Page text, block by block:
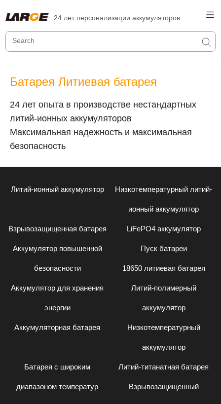
24 лет персонализации аккумуляторов
Батарея Литиевая батарея
24 лет опыта в производстве нестандартных
литий-ионных аккумуляторов
Максимальная надежность и максимальная
безопасность
Литий-ионный аккумулятор Низкотемпературный литий-
ионный аккумулятор
Взрывозащищенная батарея LiFePO4 аккумулятор
Аккумулятор повышенной
безопасности
Пуск батареи
18650 литиевая батарея
Аккумулятор для хранения
энергии
Литий-полимерный
аккумулятор
Аккумуляторная батарея Низкотемпературный
аккумулятор
Батарея с широким
диапазоном температур
Литий-титанатная батарея
Взрывозащищенный